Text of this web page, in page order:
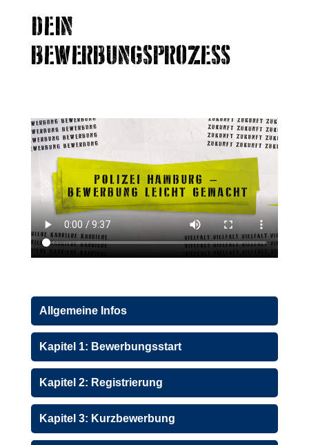
DEIN
BEWERBUNGSPROZESS
Allgemeine Infos
Kapitel 1: Bewerbungsstart
Kapitel 2: Registrierung
Kapitel 3: Kurzbewerbung